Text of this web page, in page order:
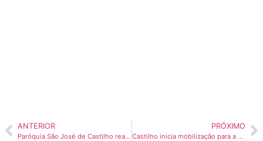
ANTERIOR
Paróquia São José de Castilho realiza seu tradicional LEILÃO DE GADO neste domingo
PRÓXIMO
Castilho inicia mobilização para a campanha ‘PASSOS QUE SALVAM’ 2026